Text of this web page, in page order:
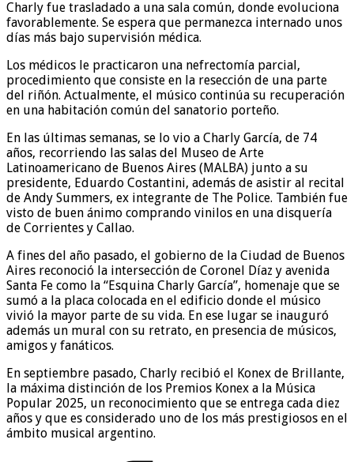
Charly fue trasladado a una sala común, donde evoluciona
favorablemente. Se espera que permanezca internado unos
días más bajo supervisión médica.
Los médicos le practicaron una nefrectomía parcial,
procedimiento que consiste en la resección de una parte
del riñón. Actualmente, el músico continúa su recuperación
en una habitación común del sanatorio porteño.
En las últimas semanas, se lo vio a Charly García, de 74
años, recorriendo las salas del Museo de Arte
Latinoamericano de Buenos Aires (MALBA) junto a su
presidente, Eduardo Costantini, además de asistir al recital
de Andy Summers, ex integrante de The Police. También fue
visto de buen ánimo comprando vinilos en una disquería
de Corrientes y Callao.
A fines del año pasado, el gobierno de la Ciudad de Buenos
Aires reconoció la intersección de Coronel Díaz y avenida
Santa Fe como la “Esquina Charly García”, homenaje que se
sumó a la placa colocada en el edificio donde el músico
vivió la mayor parte de su vida. En ese lugar se inauguró
además un mural con su retrato, en presencia de músicos,
amigos y fanáticos.
En septiembre pasado, Charly recibió el Konex de Brillante,
la máxima distinción de los Premios Konex a la Música
Popular 2025, un reconocimiento que se entrega cada diez
años y que es considerado uno de los más prestigiosos en el
ámbito musical argentino.